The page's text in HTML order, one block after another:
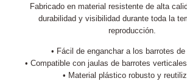
Fabricado en material resistente de alta
durabilidad y visibilidad durante toda la
reproducción.
• Fácil de enganchar a los barrotes
• Compatible con jaulas de barrotes
• Material plástico robusto y